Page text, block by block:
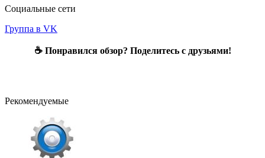
Социальные сети
Группа в VK
☕ Понравился обзор? Поделитесь с друзьями!
Рекомендуемые